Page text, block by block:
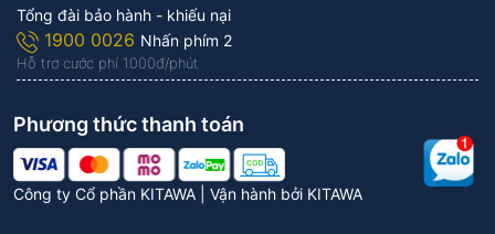
Tổng đài bảo hành - khiếu nại
1900 0026 Nhấn phím 2
Hỗ trợ cước phí 1.000đ/phút
Công ty Cổ phần KITAWA | Vận hành bởi KITAWA
Phương thức thanh toán